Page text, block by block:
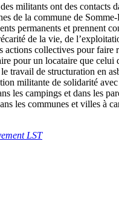
militants ont des contacts
de la commune de
permanents et prennent
de la vie, de
actions collectives pour faire
pour un locataire que celui
travail de structuration en
militante de solidarité
les campings et dans les
les communes et villes à
LST